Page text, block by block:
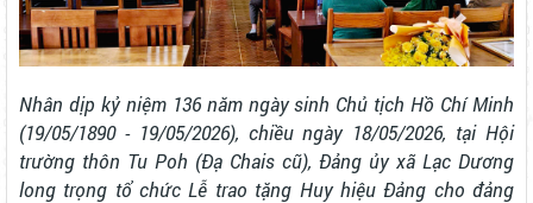
Nhân dịp kỷ niệm 136 năm ngày sinh Chủ tịch Hồ Chí Minh
(19/05/1890 - 19/05/2026), chiều ngày 18/05/2026, tại Hội
trường thôn Tu Poh (Đạ Chais cũ), Đảng ủy xã Lạc Dương
long trọng tổ chức Lễ trao tặng Huy hiệu Đảng cho đảng